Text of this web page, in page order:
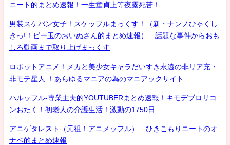
ニート的まとめ速報！一生童貞上等夜露死苦！
男装スケバン女子！スケッフルまっくす！（新・ナンノひゃくし
きっ!！ビー玉のおいぬさん的まとめ速報） 話題な事件からおも
しろ動画まで取り上げまっくす
ロボットアニメ！メカと美少女キャラだいすき永遠の非リア充・
非モテ星人 ！あらゆるマニアの為のマニアックサイト
ハルッフル-専業主夫的YOUTUBERまとめ速報！キモデブロリコ
ンおたく！初老人の介護生活！激動の1750日
アニゲタレスト（元祖！アニメッフル） ひきこもりニートのオ
ナベ的まとめ速報